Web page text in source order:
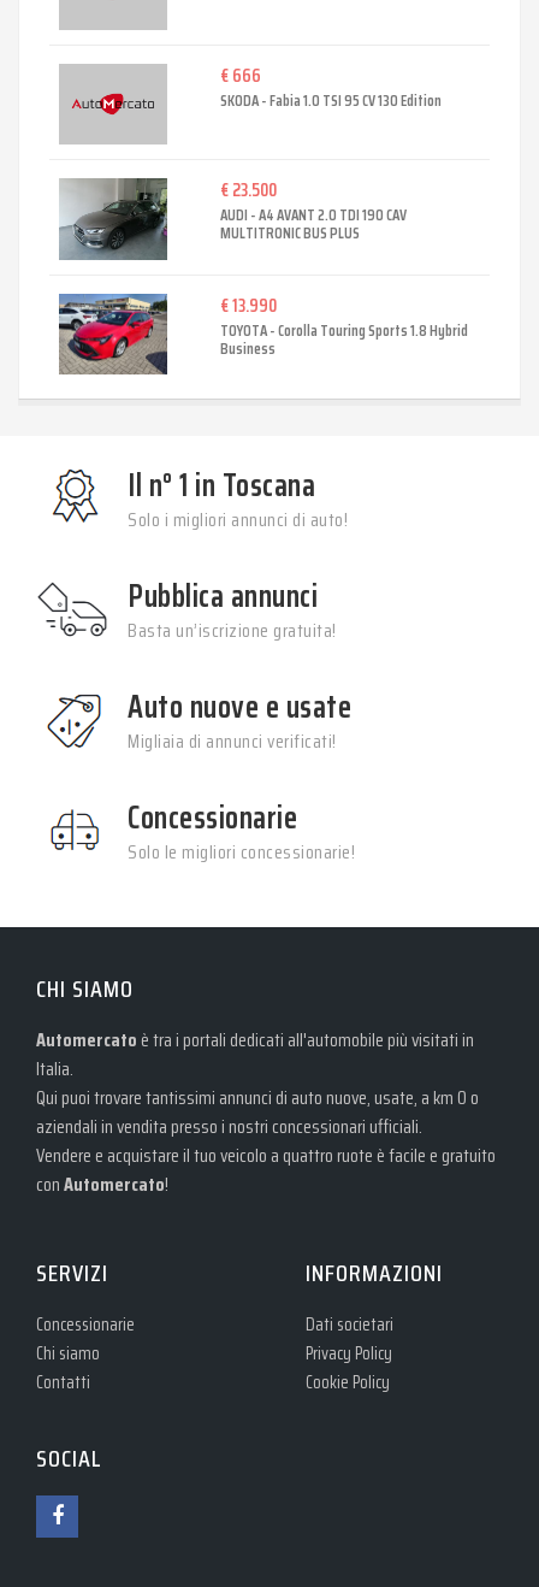
€ 666
SKODA - Fabia 1.0 TSI 95 CV 130 Edition
€ 23.500
AUDI - A4 AVANT 2.0 TDI 190 CAV
MULTITRONIC BUS PLUS
€ 13.990
TOYOTA - Corolla Touring Sports 1.8 Hybrid
Business
Il n° 1 in Toscana
Solo i migliori annunci di auto!
Pubblica annunci
Basta un’iscrizione gratuita!
Auto nuove e usate
Migliaia di annunci verificati!
Concessionarie
Solo le migliori concessionarie!
CHI SIAMO
Automercato è tra i portali dedicati all'automobile più visitati in
Italia.
Qui puoi trovare tantissimi annunci di auto nuove, usate, a km 0 o
aziendali in vendita presso i nostri concessionari ufficiali.
Vendere e acquistare il tuo veicolo a quattro ruote è facile e gratuito
conAutomercato!
SERVIZI
Concessionarie
Chi siamo
Contatti
INFORMAZIONI
Dati societari
Privacy Policy
Cookie Policy
SOCIAL